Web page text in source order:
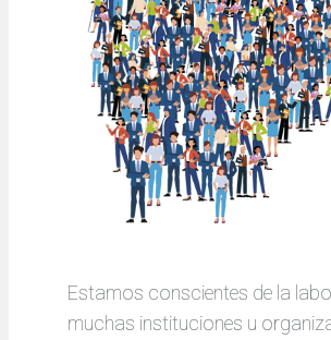
Estamos conscientes de la
muchas instituciones u